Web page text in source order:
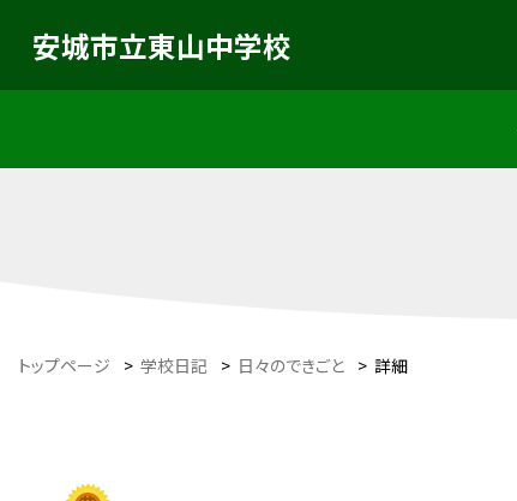
安城市立東山中学校
トップページ > 学校日記 > 日々のできごと > 詳細